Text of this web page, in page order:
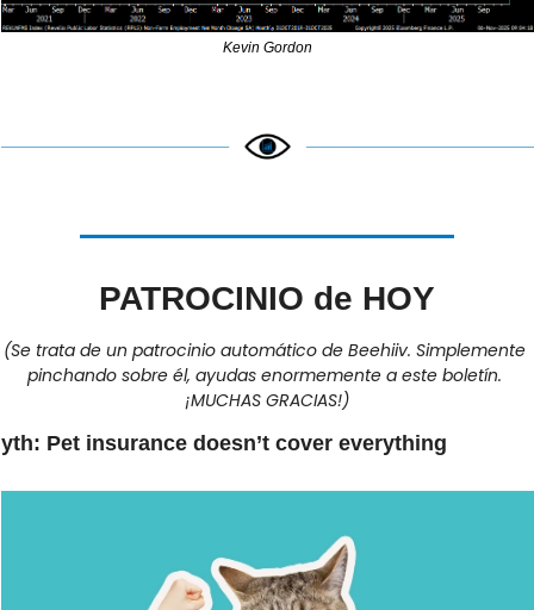
Kevin Gordon
PATROCINIO de HOY
(Se trata de un patrocinio automático de Beehiiv. Simplemente
pinchando sobre él, ayudas enormemente a este boletín.
¡MUCHAS GRACIAS!)
Pet insurance doesn’t cover everything